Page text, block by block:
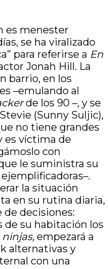
es menester
se ha viralizado
para referirse a En
Jonah Hill. La
barrio, en los
–emulando al
de los 90 –, y se
(Sunny Suljic),
no tiene grandes
es víctima de
con
le suministra su
la situación
en su rutina diaria,
de decisiones:
de su habitación los
ninjas,empezará a
alternativas y
con una